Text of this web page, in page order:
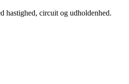
hastighed, circuit og udholdenhed.